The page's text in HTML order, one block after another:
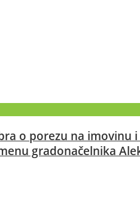
o porezu na imovinu
gradonačelnika